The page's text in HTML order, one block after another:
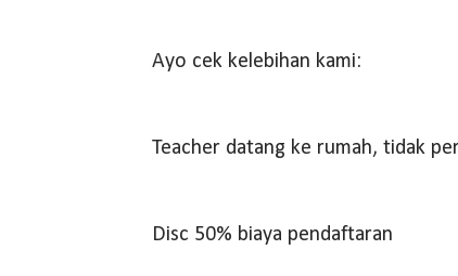
Ayo cek kelebihan kami:
Teacher datang ke rumah, tidak
Disc 50% biaya pendaftaran